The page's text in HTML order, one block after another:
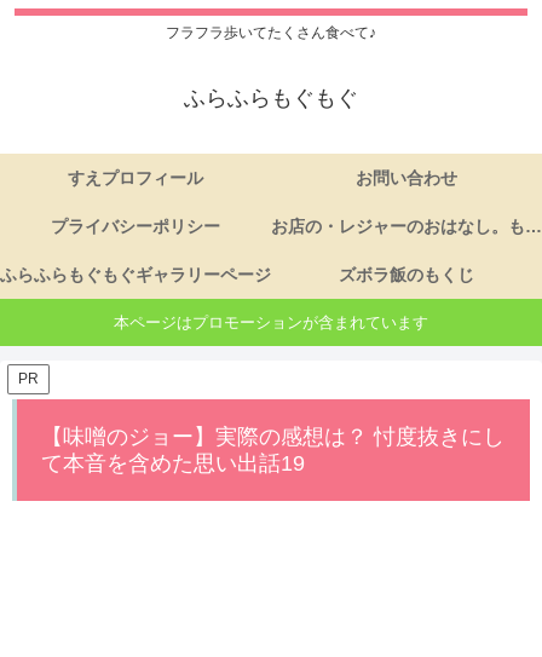
フラフラ歩いてたくさん食べて♪
ふらふらもぐもぐ
すえプロフィール お問い合わせ
プライバシーポリシー お店の・レジャーのおはなし。もくじ
ふらふらもぐもぐギャラリーページ ズボラ飯のもくじ
本ページはプロモーションが含まれています
PR
【味噌のジョー】実際の感想は？ 忖度抜きにし
て本音を含めた思い出話19